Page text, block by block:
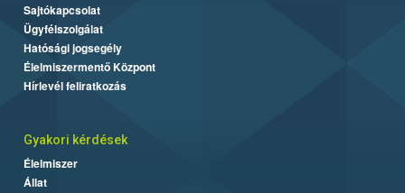
Sajtókapcsolat
Ügyfélszolgálat
Hatósági jogsegély
Élelmiszermentő Központ
Hírlevél feliratkozás
Gyakori kérdések
Élelmiszer
Állat